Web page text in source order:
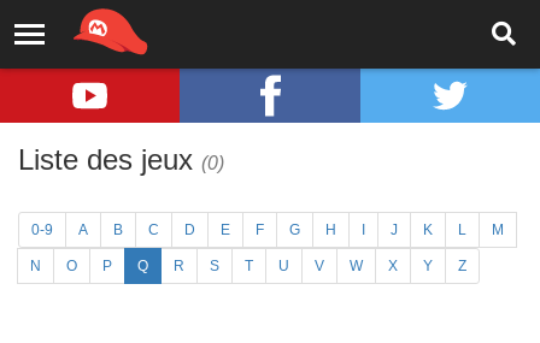
Liste des jeux (0)
0-9 A B C D E F G H J K L M
N O P Q R S T U V W X Y Z